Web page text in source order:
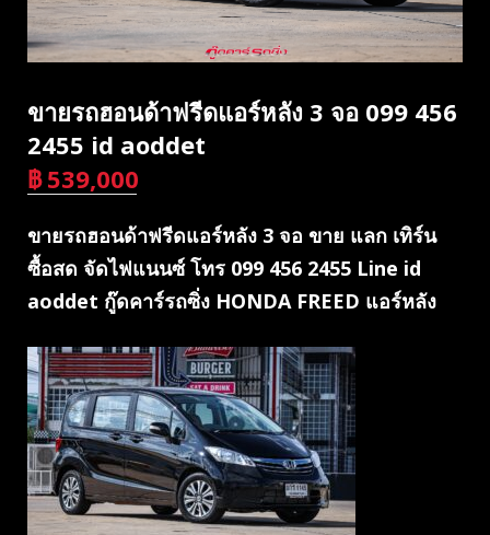
ขายรถฮอนด้าฟรีดแอร์หลัง 3 จอ 099 456
2455 id aoddet
฿ 539,000
ขายรถฮอนด้าฟรีดแอร์หลัง 3 จอ ขาย แลก เทิร์น
ซื้อสด จัดไฟแนนซ์ โทร 099 456 2455 Line id
aoddet กู๊ดคาร์รถซิ่ง HONDA FREED แอร์หลัง